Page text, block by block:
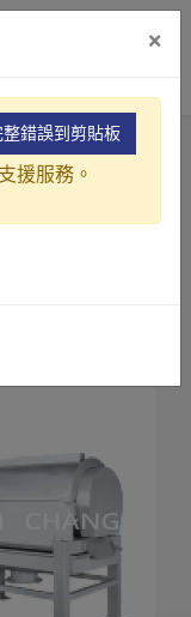
English (US)
攔污柵
×
錯誤到剪貼板
援服務。